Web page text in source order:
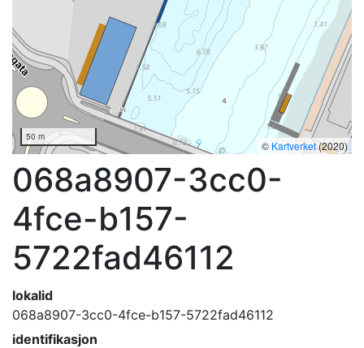
50 m
© Kartverket(2020)
068a8907-3cc0-
4fce-b157-
5722fad46112
lokalid
068a8907-3cc0-4fce-b157-5722fad46112
identifikasjon